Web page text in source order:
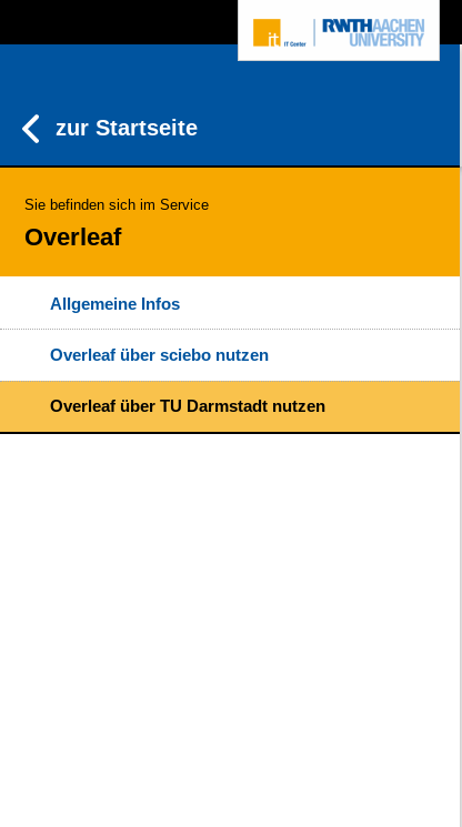
zur Startseite
Sie befinden sich im Service
Overleaf
Allgemeine Infos
Overleaf über sciebo nutzen
Overleaf über TU Darmstadt nutzen